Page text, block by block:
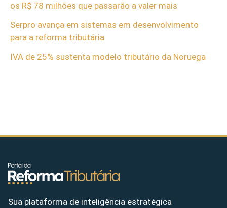
os R$ 78 milhões que passarão a valer mais
Serpro avança em sistemas em desenvolvimento
para a reforma tributária
IVA de 25% sustenta modelo tributário da Noruega
Sua plataforma de inteligência estratégica